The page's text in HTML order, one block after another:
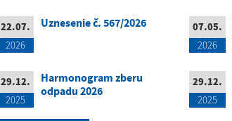
22.07.
2026
Uznesenie č. 567/2026
07.05.
2026
29.12.
2025
Harmonogram zberu
odpadu 2026
29.12.
2025